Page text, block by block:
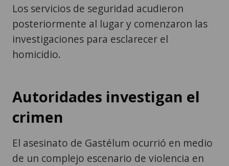
Los servicios de seguridad acudieron
posteriormente al lugar y comenzaron las
investigaciones para esclarecer el
homicidio.
Autoridades investigan el
crimen
El asesinato de Gastélum ocurrió en medio
de un complejo escenario de violencia en